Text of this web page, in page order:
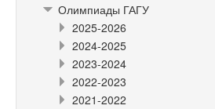
Олимпиады ГАГУ
2025-2026
2024-2025
2023-2024
2022-2023
2021-2022